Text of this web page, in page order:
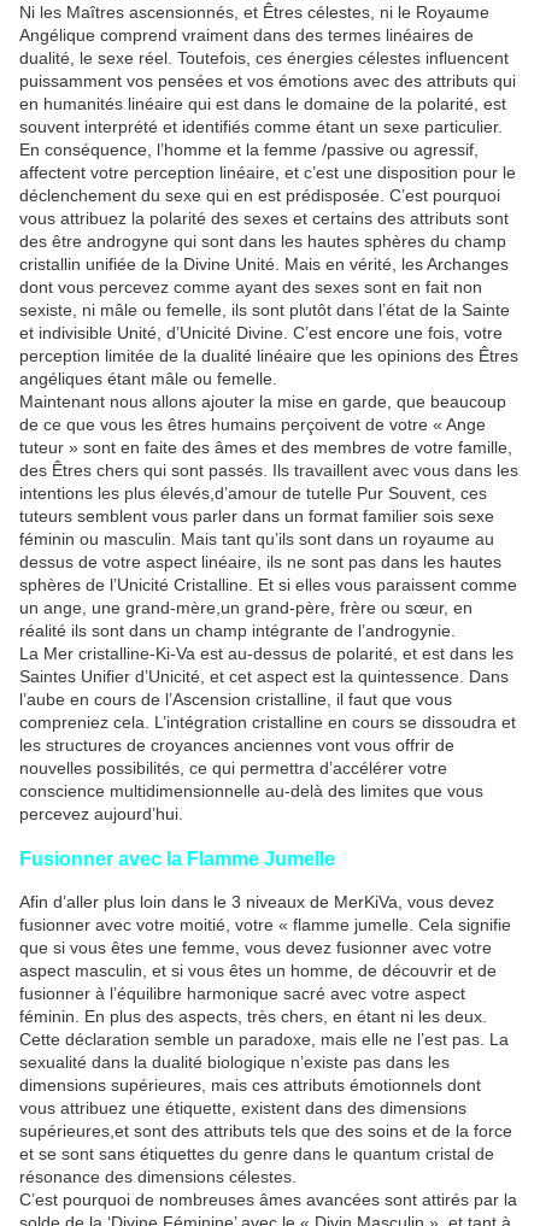
Ni les Maîtres ascensionnés, et Êtres célestes, ni le Royaume
Angélique comprend vraiment dans des termes linéaires de
dualité, le sexe réel. Toutefois, ces énergies célestes influencent
puissamment vos pensées et vos émotions avec des attributs qui
en humanités linéaire qui est dans le domaine de la polarité, est
souvent interprété et identifiés comme étant un sexe particulier.
En conséquence, l’homme et la femme /passive ou agressif,
affectent votre perception linéaire, et c’est une disposition pour le
déclenchement du sexe qui en est prédisposée. C’est pourquoi
vous attribuez la polarité des sexes et certains des attributs sont
des être androgyne qui sont dans les hautes sphères du champ
cristallin unifiée de la Divine Unité. Mais en vérité, les Archanges
dont vous percevez comme ayant des sexes sont en fait non
sexiste, ni mâle ou femelle, ils sont plutôt dans l’état de la Sainte
et indivisible Unité, d’Unicité Divine. C’est encore une fois, votre
perception limitée de la dualité linéaire que les opinions des Êtres
angéliques étant mâle ou femelle.
Maintenant nous allons ajouter la mise en garde, que beaucoup
de ce que vous les êtres humains perçoivent de votre « Ange
tuteur » sont en faite des âmes et des membres de votre famille,
des Êtres chers qui sont passés. Ils travaillent avec vous dans les
intentions les plus élevés,d’amour de tutelle Pur Souvent, ces
tuteurs semblent vous parler dans un format familier sois sexe
féminin ou masculin. Mais tant qu’ils sont dans un royaume au
dessus de votre aspect linéaire, ils ne sont pas dans les hautes
sphères de l’Unicité Cristalline. Et si elles vous paraissent comme
un ange, une grand-mère,un grand-père, frère ou sœur, en
réalité ils sont dans un champ intégrante de l’androgynie.
La Mer cristalline-Ki-Va est au-dessus de polarité, et est dans les
Saintes Unifier d’Unicité, et cet aspect est la quintessence. Dans
l’aube en cours de l’Ascension cristalline, il faut que vous
compreniez cela. L’intégration cristalline en cours se dissoudra et
les structures de croyances anciennes vont vous offrir de
nouvelles possibilités, ce qui permettra d’accélérer votre
conscience multidimensionnelle au-delà des limites que vous
percevez aujourd’hui.
Fusionner avec la Flamme Jumelle
Afin d’aller plus loin dans le 3 niveaux de MerKiVa, vous devez
fusionner avec votre moitié, votre « flamme jumelle. Cela signifie
que si vous êtes une femme, vous devez fusionner avec votre
aspect masculin, et si vous êtes un homme, de découvrir et de
fusionner à l’équilibre harmonique sacré avec votre aspect
féminin. En plus des aspects, très chers, en étant ni les deux.
Cette déclaration semble un paradoxe, mais elle ne l’est pas. La
sexualité dans la dualité biologique n’existe pas dans les
dimensions supérieures, mais ces attributs émotionnels dont
vous attribuez une étiquette, existent dans des dimensions
supérieures,et sont des attributs tels que des soins et de la force
et se sont sans étiquettes du genre dans le quantum cristal de
résonance des dimensions célestes.
C’est pourquoi de nombreuses âmes avancées sont attirés par la